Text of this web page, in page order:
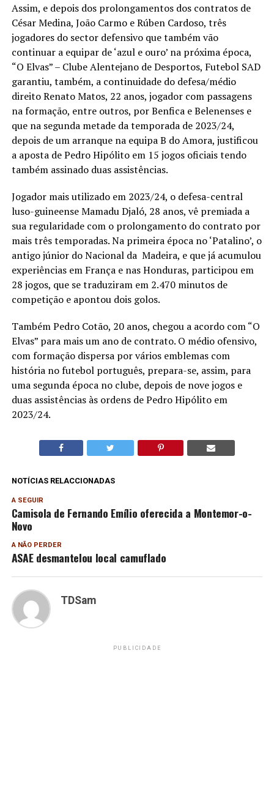
Assim, e depois dos prolongamentos dos contratos de
César Medina, João Carmo e Rúben Cardoso, três
jogadores do sector defensivo que também vão
continuar a equipar de ‘azul e ouro’ na próxima época,
“O Elvas” – Clube Alentejano de Desportos, Futebol SAD
garantiu, também, a continuidade do defesa/médio
direito Renato Matos, 22 anos, jogador com passagens
na formação, entre outros, por Benfica e Belenenses e
que na segunda metade da temporada de 2023/24,
depois de um arranque na equipa B do Amora, justificou
a aposta de Pedro Hipólito em 15 jogos oficiais tendo
também assinado duas assistências.
Jogador mais utilizado em 2023/24, o defesa-central
luso-guineense Mamadu Djaló, 28 anos, vê premiada a
sua regularidade com o prolongamento do contrato por
mais três temporadas. Na primeira época no ‘Patalino’, o
antigo júnior do Nacional da Madeira, e que já acumulou
experiências em França e nas Honduras, participou em
28 jogos, que se traduziram em 2.470 minutos de
competição e apontou dois golos.
Também Pedro Cotão, 20 anos, chegou a acordo com “O
Elvas” para mais um ano de contrato. O médio ofensivo,
com formação dispersa por vários emblemas com
história no futebol português, prepara-se, assim, para
uma segunda época no clube, depois de nove jogos e
duas assistências às ordens de Pedro Hipólito em
2023/24.
NOTÍCIAS RELACCIONADAS
A SEGUIR
Camisola de Fernando Emílio oferecida a Montemor-o-
Novo
A NÃO PERDER
ASAE desmantelou local camuflado
TDSam
PUBLICIDADE